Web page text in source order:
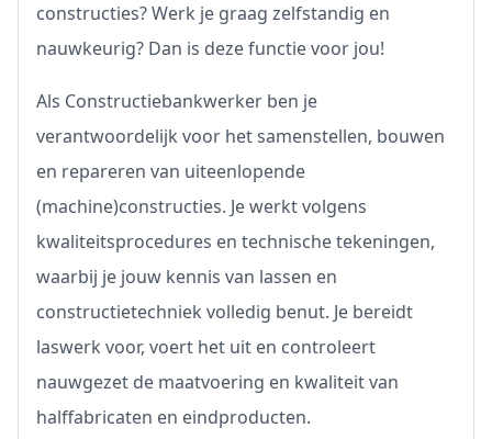
constructies? Werk je graag zelfstandig en
nauwkeurig? Dan is deze functie voor jou!
Als Constructiebankwerker ben je
verantwoordelijk voor het samenstellen, bouwen
en repareren van uiteenlopende
(machine)constructies. Je werkt volgens
kwaliteitsprocedures en technische tekeningen,
waarbij je jouw kennis van lassen en
constructietechniek volledig benut. Je bereidt
laswerk voor, voert het uit en controleert
nauwgezet de maatvoering en kwaliteit van
halffabricaten en eindproducten.